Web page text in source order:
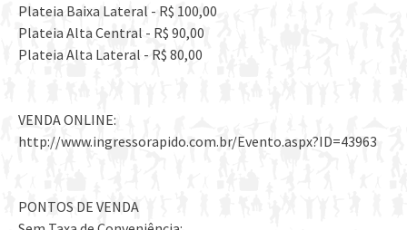
Plateia Baixa Lateral - R$ 100,00
Plateia Alta Central - R$ 90,00
Plateia Alta Lateral - R$ 80,00
VENDA ONLINE:
http://www.ingressorapido.com.br/Evento.aspx?ID=43963
PONTOS DE VENDA